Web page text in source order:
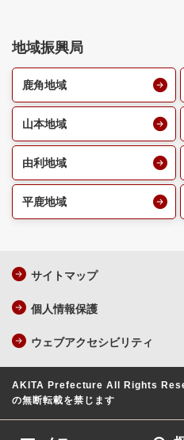
地域振興局
鹿角地域
山本地域
由利地域
平鹿地域
サイトマップ
個人情報保護
ウェブアクセシビリティ
AKITA Prefecture All Rights
の無断転載を禁じます